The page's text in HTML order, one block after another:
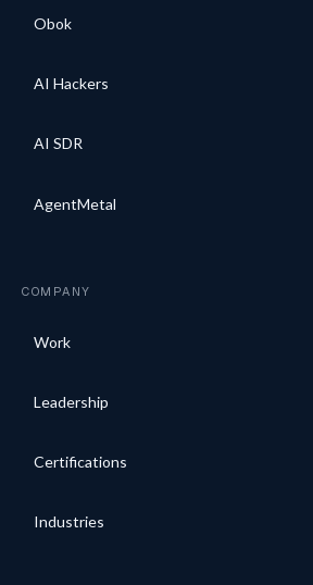
Obok
AI Hackers
AI SDR
AgentMetal
COMPANY
Work
Leadership
Certifications
Industries